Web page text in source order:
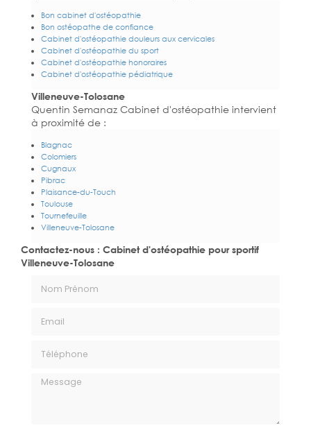
Bon cabinet d'ostéopathie
Bon ostéopathe de confiance
Cabinet d'ostéopathie douleurs aux cervicales
Cabinet d'ostéopathie du sport
Cabinet d'ostéopathie honoraires
Cabinet d'ostéopathie pédiatrique
Villeneuve-Tolosane
Quentin Semanaz Cabinet d'ostéopathie intervient
à proximité de :
Blagnac
Colomiers
Cugnaux
Pibrac
Plaisance-du-Touch
Toulouse
Tournefeuille
Villeneuve-Tolosane
Contactez-nous : Cabinet d'ostéopathie pour sportif
Villeneuve-Tolosane
Message